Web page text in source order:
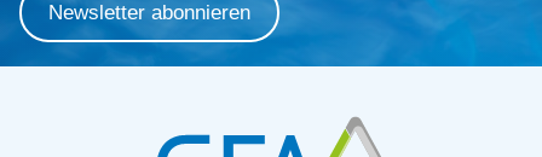
Newsletter abonnieren